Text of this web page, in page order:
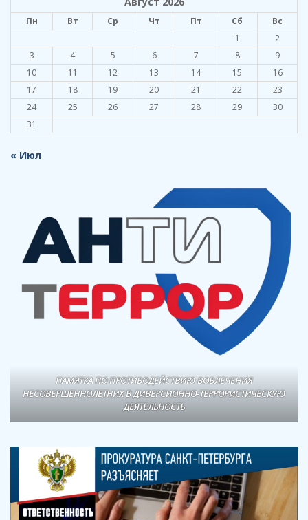
Пн Вт Ср Чт Пт Сб
Вс
1
2
3
4 5 6 7 8
9
10
11 12 13 14 15
16
17
18 19 20 21 22
23
24
25 26 27 28 29
30
31
« Июл
ПАМЯТКА ПО ПРОТИВОДЕЙСТВИЮ ВОВЛЕЧЕНИЯ
НЕСОВЕРШЕННОЛЕТНИХ В ДИВЕРСИОННО-ТЕРРОРИСТИЧЕСКУЮ
ДЕЯТЕЛЬНОСТЬ